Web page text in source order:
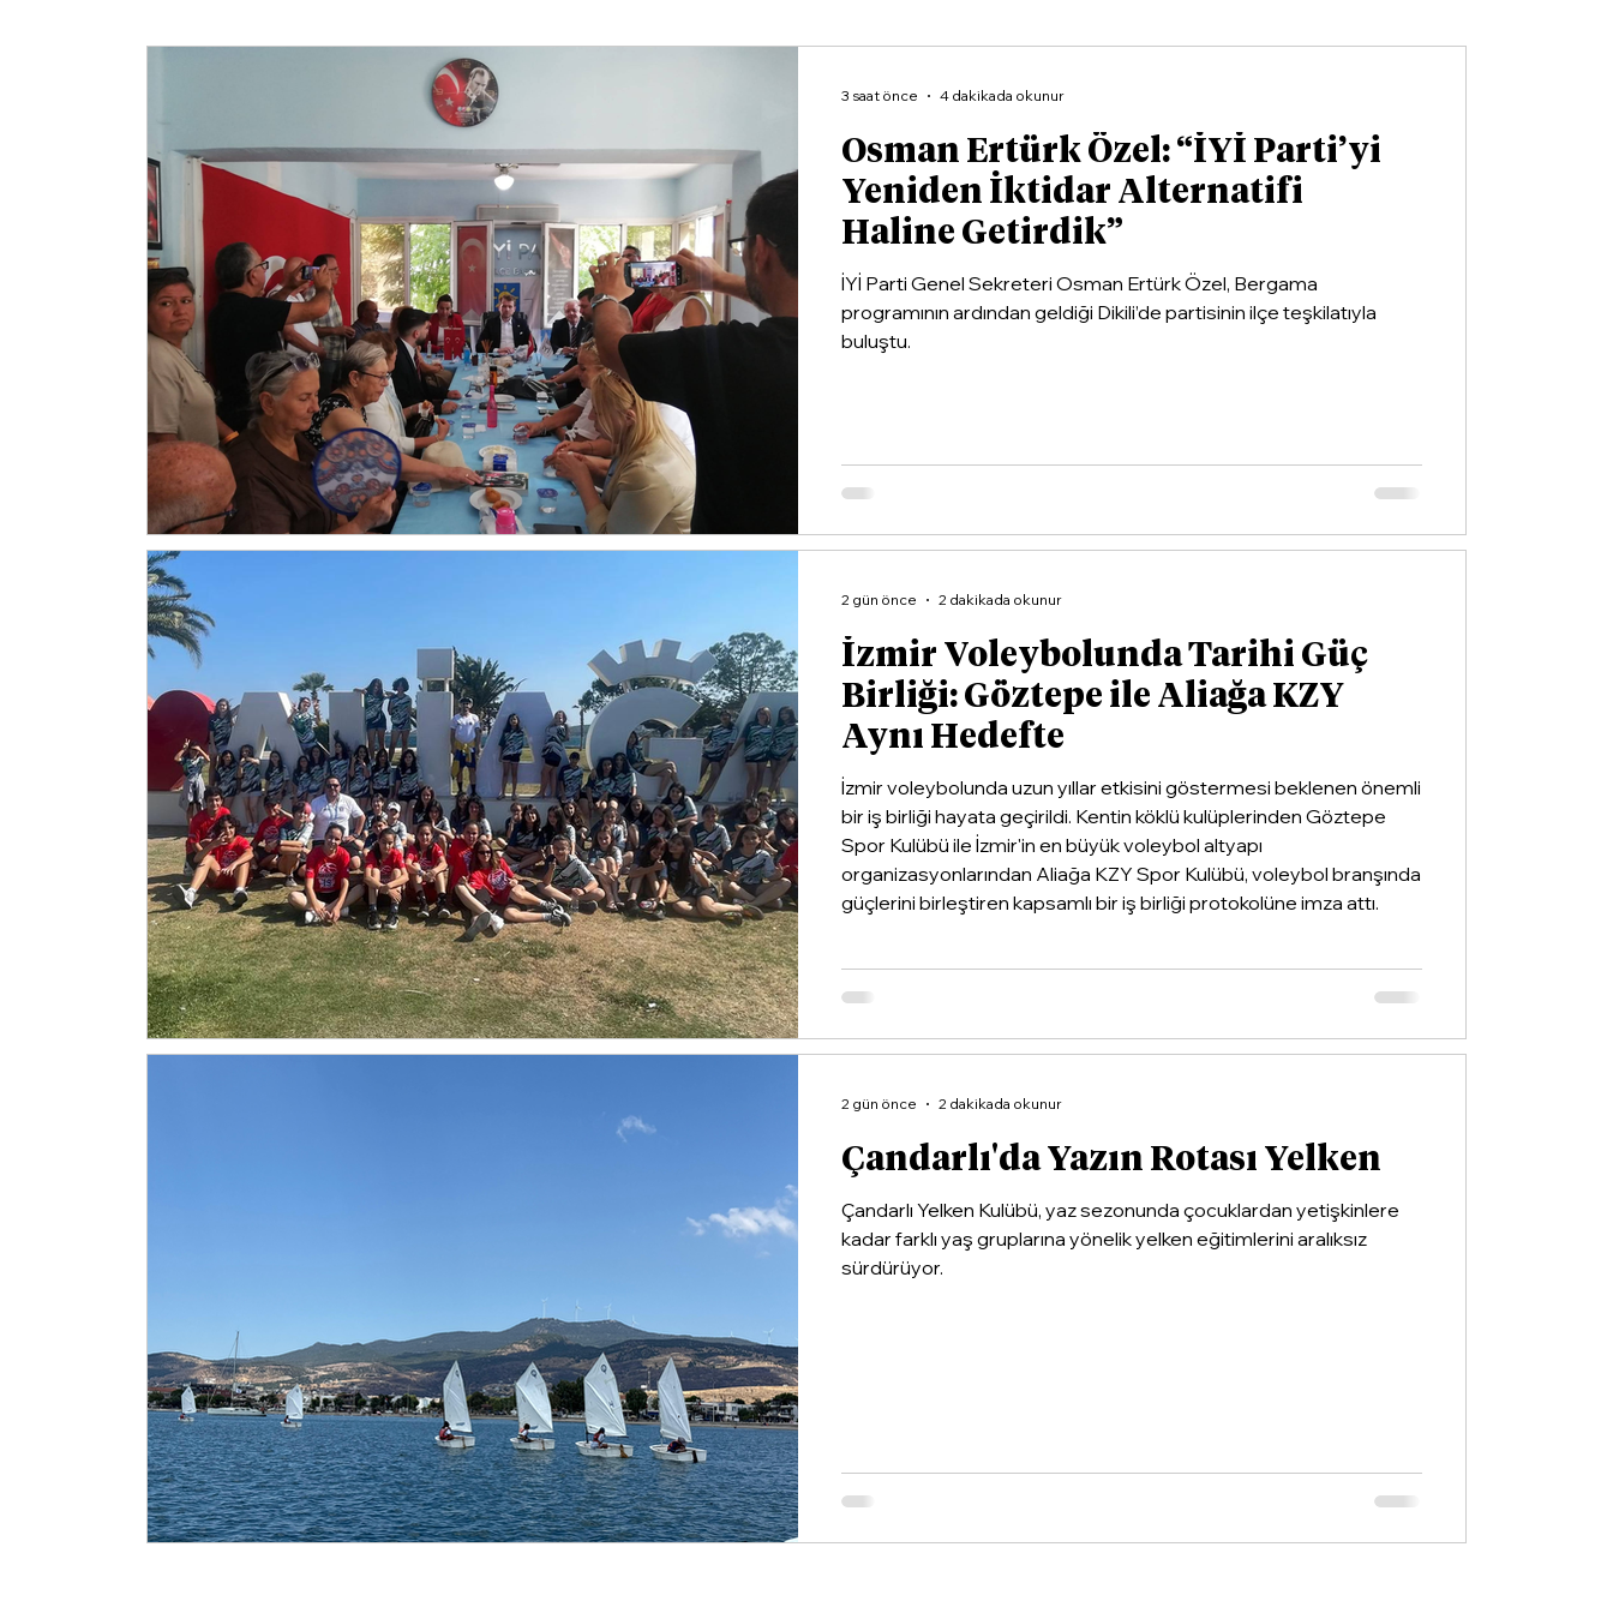
Osman Ertürk Özel: “İYİ Parti’yi
Yeniden İktidar Alternatifi
Haline Getirdik”
İYİ Parti Genel Sekreteri Osman Ertürk Özel, Bergama
programının ardından geldiği Dikili’de partisinin ilçe teşkilatıyla
buluştu.
3 saat önce 4 dakikada okunur
İzmir Voleybolunda Tarihi Güç
Birliği: Göztepe ile Aliağa KZY
Aynı Hedefte
İzmir voleybolunda uzun yıllar etkisini göstermesi beklenen önemli
bir iş birliği hayata geçirildi. Kentin köklü kulüplerinden Göztepe
Spor Kulübü ile İzmir'in en büyük voleybol altyapı
organizasyonlarından Aliağa KZY Spor Kulübü, voleybol branşında
güçlerini birleştiren kapsamlı bir iş birliği protokolüne imza attı.
2 gün önce 2 dakikada okunur
Çandarlı'da Yazın Rotası Yelken
Çandarlı Yelken Kulübü, yaz sezonunda çocuklardan yetişkinlere
kadar farklı yaş gruplarına yönelik yelken eğitimlerini aralıksız
sürdürüyor.
2 gün önce 2 dakikada okunur